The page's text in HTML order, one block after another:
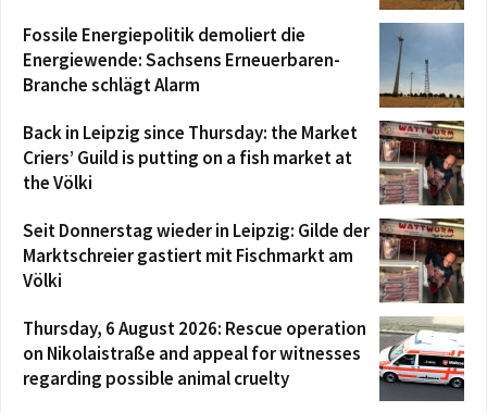
Fossile Energiepolitik demoliert die
Energiewende: Sachsens Erneuerbaren-
Branche schlägt Alarm
Back in Leipzig since Thursday: the Market
Criers’ Guild is putting on a fish market at
the Völki
Seit Donnerstag wieder in Leipzig: Gilde der
Marktschreier gastiert mit Fischmarkt am
Völki
Thursday, 6 August 2026: Rescue operation
on Nikolaistraße and appeal for witnesses
regarding possible animal cruelty